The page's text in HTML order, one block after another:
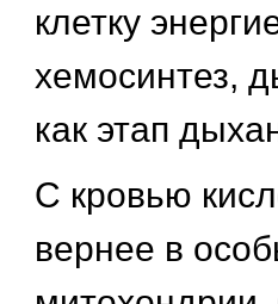
клетку
хемосинтез,
как этап
С кровью
вернее в